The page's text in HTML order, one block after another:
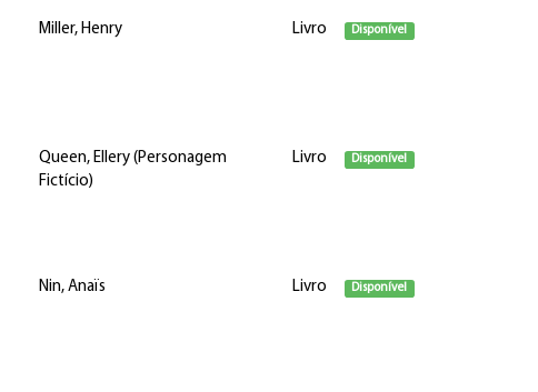
Miller, Henry Livro Disponível
Queen, Ellery (Personagem
Fictício)
Livro Disponível
Nin, Anaïs Livro Disponível